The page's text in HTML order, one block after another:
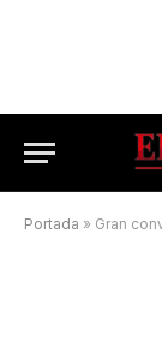
Portada » Gran